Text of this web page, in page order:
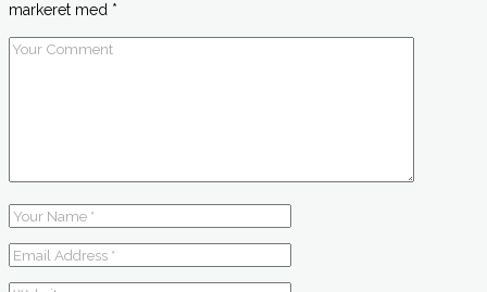
markeret med *